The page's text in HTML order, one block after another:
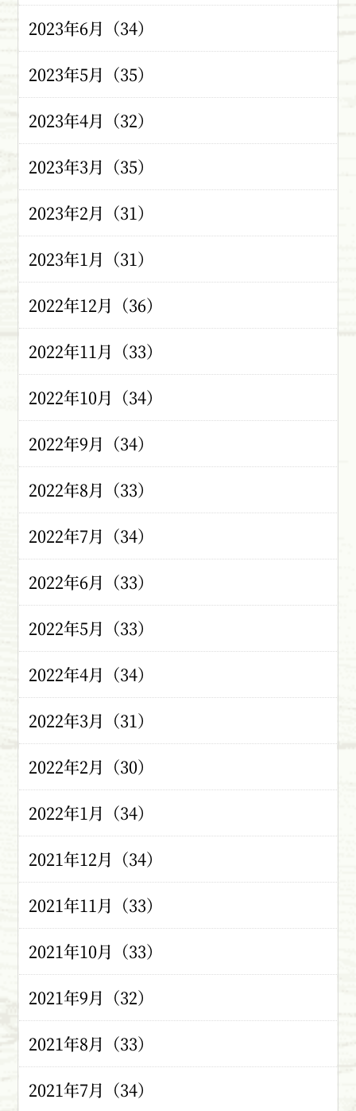
2023年6月（34）
2023年5月（35）
2023年4月（32）
2023年3月（35）
2023年2月（31）
2023年1月（31）
2022年12月（36）
2022年11月（33）
2022年10月（34）
2022年9月（34）
2022年8月（33）
2022年7月（34）
2022年6月（33）
2022年5月（33）
2022年4月（34）
2022年3月（31）
2022年2月（30）
2022年1月（34）
2021年12月（34）
2021年11月（33）
2021年10月（33）
2021年9月（32）
2021年8月（33）
2021年7月（34）